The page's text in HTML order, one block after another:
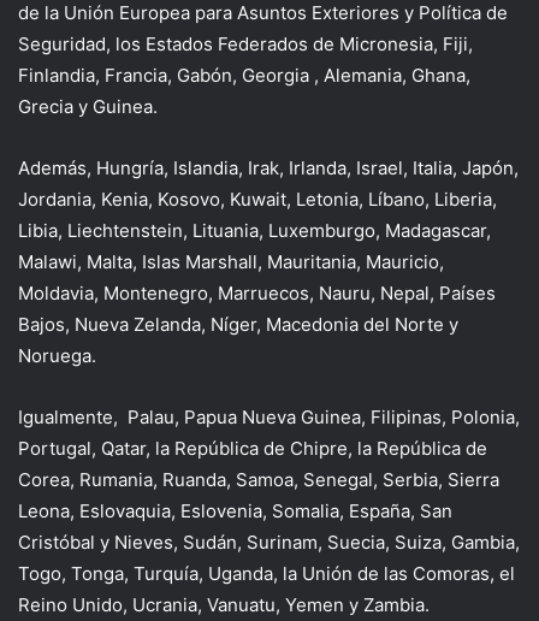
de la Unión Europea para Asuntos Exteriores y Política de
Seguridad, los Estados Federados de Micronesia, Fiji,
Finlandia, Francia, Gabón, Georgia , Alemania, Ghana,
Grecia y Guinea.
Además, Hungría, Islandia, Irak, Irlanda, Israel, Italia, Japón,
Jordania, Kenia, Kosovo, Kuwait, Letonia, Líbano, Liberia,
Libia, Liechtenstein, Lituania, Luxemburgo, Madagascar,
Malawi, Malta, Islas Marshall, Mauritania, Mauricio,
Moldavia, Montenegro, Marruecos, Nauru, Nepal, Países
Bajos, Nueva Zelanda, Níger, Macedonia del Norte y
Noruega.
Igualmente, Palau, Papua Nueva Guinea, Filipinas, Polonia,
Portugal, Qatar, la República de Chipre, la República de
Corea, Rumania, Ruanda, Samoa, Senegal, Serbia, Sierra
Leona, Eslovaquia, Eslovenia, Somalia, España, San
Cristóbal y Nieves, Sudán, Surinam, Suecia, Suiza, Gambia,
Togo, Tonga, Turquía, Uganda, la Unión de las Comoras, el
Reino Unido, Ucrania, Vanuatu, Yemen y Zambia.